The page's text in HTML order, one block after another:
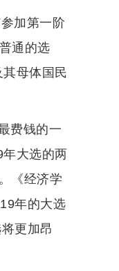
加第一阶
通的选
其母体国民
费钱的一
大选的两
《经济学
年的大选
更加昂